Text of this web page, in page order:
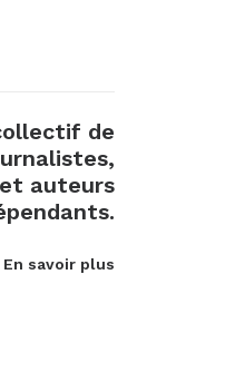
de
auteurs
En savoir plus